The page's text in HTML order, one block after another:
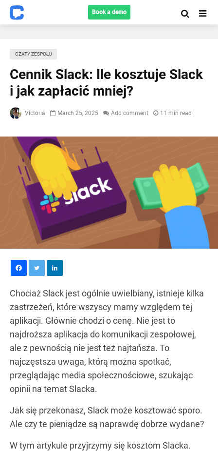
Book a demo
CZATY ZESPOŁU
Cennik Slack: Ile kosztuje Slack
i jak zapłacić mniej?
Victoria March 25, 2025 Add comment 11 min read
Chociaż Slack jest ogólnie uwielbiany, istnieje kilka
zastrzeżeń, które wszyscy mamy względem tej
aplikacji. Głównie chodzi o cenę. Nie jest to
najdroższa aplikacja do komunikacji zespołowej,
ale z pewnością nie jest też najtańsza. To
najczęstsza uwaga, którą można spotkać,
przeglądając media społecznościowe, szukając
opinii na temat Slacka.
Jak się przekonasz, Slack może kosztować sporo.
Ale czy te pieniądze są naprawdę dobrze wydane?
W tym artykule przyjrzymy się kosztom Slacka.